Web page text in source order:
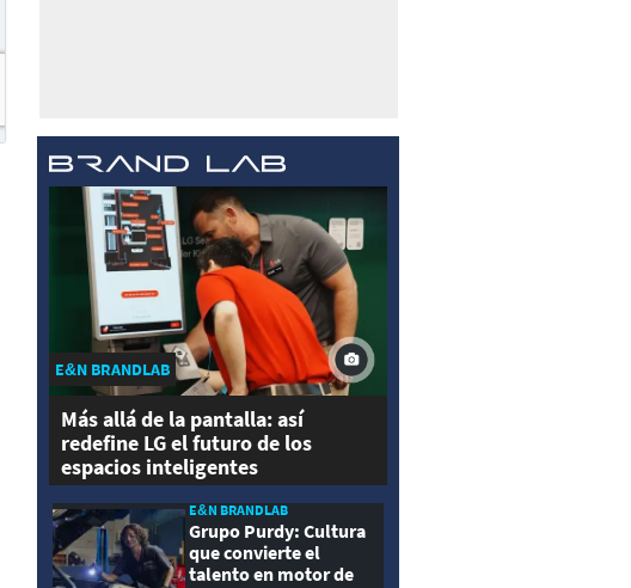
E&N BRANDLAB
Más allá de la pantalla: así
redefine LG el futuro de los
espacios inteligentes
E&N BRANDLAB
Grupo Purdy: Cultura
que convierte el
talento en motor de